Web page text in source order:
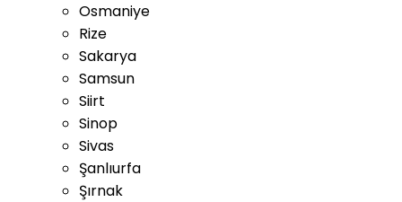
Osmaniye
Rize
Sakarya
Samsun
Siirt
Sinop
Sivas
Şanlıurfa
Şırnak